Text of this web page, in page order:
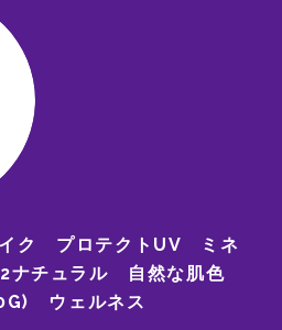
ク プロテクトUV ミネ
ナチュラル 自然な肌色
ウェルネス